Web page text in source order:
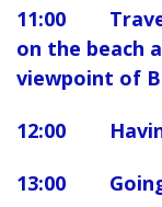
11:00
on the beach
viewpoint of
12:00
13:00 Going